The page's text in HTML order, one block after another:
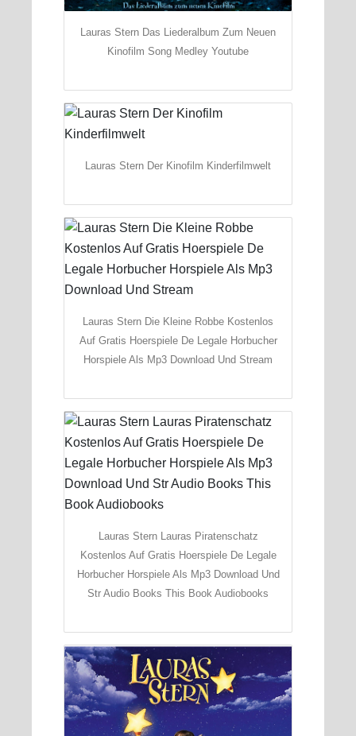
Lauras Stern Das Liederalbum Zum Neuen
Kinofilm Song Medley Youtube
Lauras Stern Der Kinofilm Kinderfilmwelt
Lauras Stern Die Kleine Robbe Kostenlos
Auf Gratis Hoerspiele De Legale Horbucher
Horspiele Als Mp3 Download Und Stream
Lauras Stern Lauras Piratenschatz
Kostenlos Auf Gratis Hoerspiele De Legale
Horbucher Horspiele Als Mp3 Download Und
Str Audio Books This Book Audiobooks